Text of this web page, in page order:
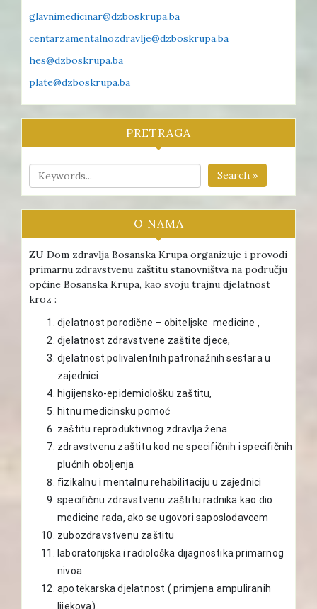
glavnimedicinar@dzboskrupa.ba
centarzamentalnozdravlje@dzboskrupa.ba
hes@dzboskrupa.ba
plate@dzboskrupa.ba
PRETRAGA
Search »
O NAMA
ZU Dom zdravlja Bosanska Krupa organizuje i provodi
primarnu zdravstvenu zaštitu stanovništva na području
općine Bosanska Krupa, kao svoju trajnu djelatnost
kroz :
djelatnost porodične – obiteljske medicine ,
djelatnost zdravstvene zaštite djece,
djelatnost polivalentnih patronažnih sestara u
zajednici
higijensko-epidemiološku zaštitu,
hitnu medicinsku pomoć
zaštitu reproduktivnog zdravlja žena
zdravstvenu zaštitu kod ne specifičnih i specifičnih
plućnih oboljenja
fizikalnu i mentalnu rehabilitaciju u zajednici
specifičnu zdravstvenu zaštitu radnika kao dio
medicine rada, ako se ugovori saposlodavcem
zubozdravstvenu zaštitu
laboratorijska i radiološka dijagnostika primarnog
nivoa
apotekarska djelatnost ( primjena ampuliranih
lijekova)